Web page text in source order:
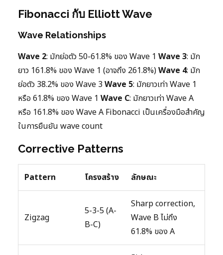
Fibonacci กับ Elliott Wave
Wave Relationships
Wave 2: มักย่อตัว 50-61.8% ของ Wave 1 Wave 3: มัก
ยาว 161.8% ของ Wave 1 (อาจถึง 261.8%)Wave 4: มัก
ย่อตัว 38.2% ของ Wave 3 Wave 5: มักยาวเท่า Wave 1
หรือ 61.8% ของ Wave 1 Wave C: มักยาวเท่า Wave A
หรือ 161.8% ของ Wave A Fibonacci เป็นเครื่องมือสำคัญ
ในการยืนยัน wave count
Corrective Patterns
Pattern โครงสร้าง ลักษณะ
Zigzag
5-3-5 (A-
B-C)
Sharp correction,
Wave B ไม่ถึง
61.8% ของ A